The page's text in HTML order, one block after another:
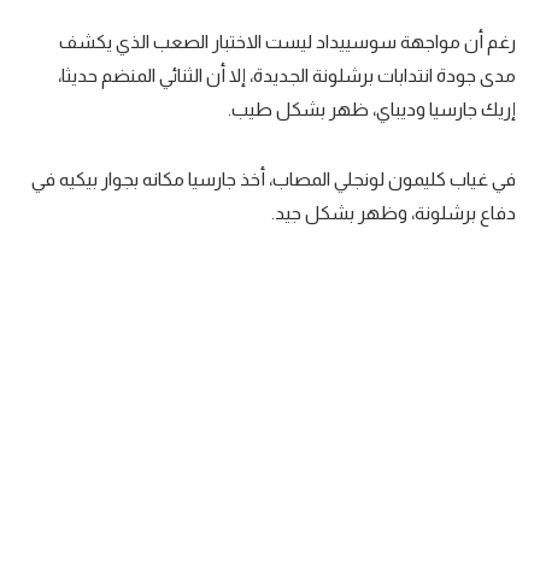
رغم أن مواجهة سوسييداد ليست الاختبار الصعب الذي يكشف
مدى جودة انتدابات برشلونة الجديدة، إلا أن الثنائي المنضم حديثا،
إريك جارسيا وديباي، ظهر بشكل طيب.
في غياب كليمون لونجلي المصاب، أخذ جارسيا مكانه بجوار بيكيه في
دفاع برشلونة، وظهر بشكل جيد.